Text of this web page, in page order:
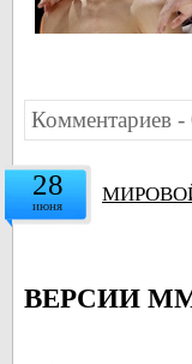
Комментариев -
28
июня
ВЕРСИИ